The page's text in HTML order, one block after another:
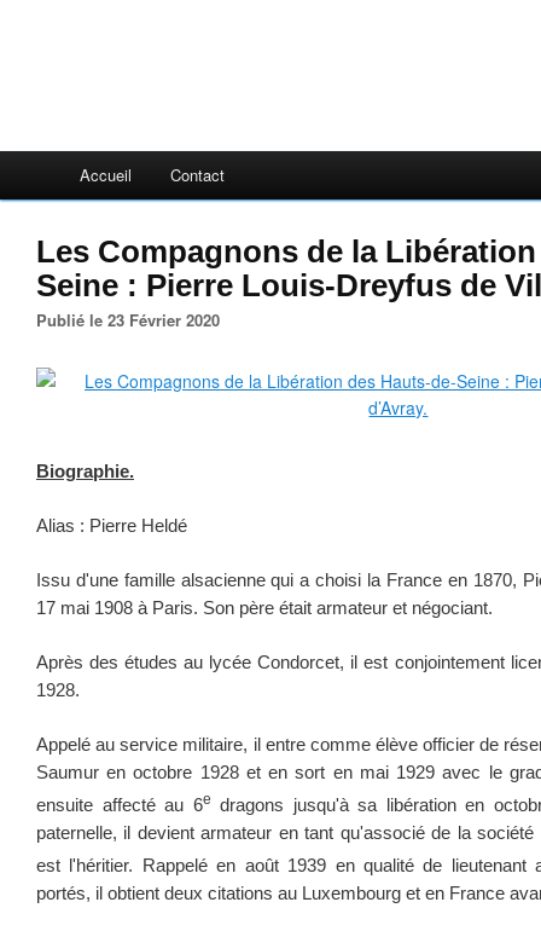
Accueil Contact
Les Compagnons de la
Seine : Pierre Louis-Dreyfus de
Publié le 23 Février 2020
Biographie.
Alias : Pierre Heldé
Issu d'une famille alsacienne qui a choisi la France en 1870,
17 mai 1908 à Paris. Son père était armateur et négociant.
Après des études au lycée Condorcet, il est conjointement
1928.
Appelé au service militaire, il entre comme élève officier de
Saumur en octobre 1928 et en sort en mai 1929 avec le
ensuite affecté au 6e dragons jusqu'à sa libération en
paternelle, il devient armateur en tant qu'associé de la
est l'héritier. Rappelé en août 1939 en qualité de lieutenant
portés, il obtient deux citations au Luxembourg et en France